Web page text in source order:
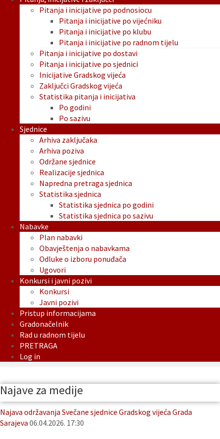
Pitanja i inicijative po podnosiocu
Pitanja i inicijative po vijećniku
Pitanja i inicijative po klubu
Pitanja i inicijative po radnom tijelu
Pitanja i inicijative po dostavi
Pitanja i inicijative po sjednici
Inicijative Gradskog vijeća
Zaključci Gradskog vijeća
Statistika pitanja i inicijativa
Po godini
Po sazivu
Sjednice
Arhiva zaključaka
Arhiva poziva
Održane sjednice
Realizacije sjednica
Napredna pretraga sjednica
Statistika sjednica
Statistika sjednica po godini
Statistika sjednica po sazivu
Nabavke
Plan nabavki
Obavještenja o nabavkama
Odluke o izboru ponuđača
Ugovori
Konkursi i javni pozivi
Konkursi
Javni pozivi
Pristup informacijama
Gradonačelnik
Rad u radnom tijelu
PRETRAGA
Log in
Najave za medije
Najava održavanja Svečane sjednice Gradskog vijeća Grada
Sarajeva 06.04.2026. 17:30